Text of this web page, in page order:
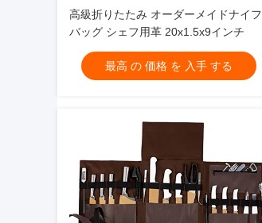
高級折りたたみ オーダーメイドナイフ
バッグ シェフ用革 20x1.5x9インチ
最高 の 価格 を 入手 する